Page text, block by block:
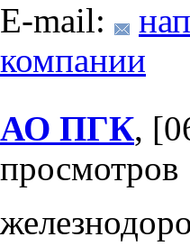
E-mail:
компании
АО ПГК,
просмотров